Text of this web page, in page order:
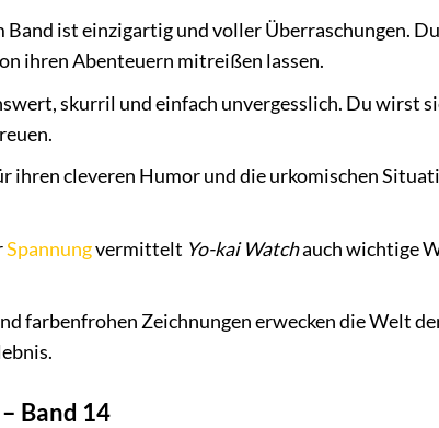
Band ist einzigartig und voller Überraschungen.
ihren Abenteuern mitreißen lassen.
skurril und einfach unvergesslich. Du wirst
ihren cleveren Humor und die urkomischen
Spannungvermittelt Yo-kai Watchauch wichtige
farbenfrohen Zeichnungen erwecken die Welt
Band 14